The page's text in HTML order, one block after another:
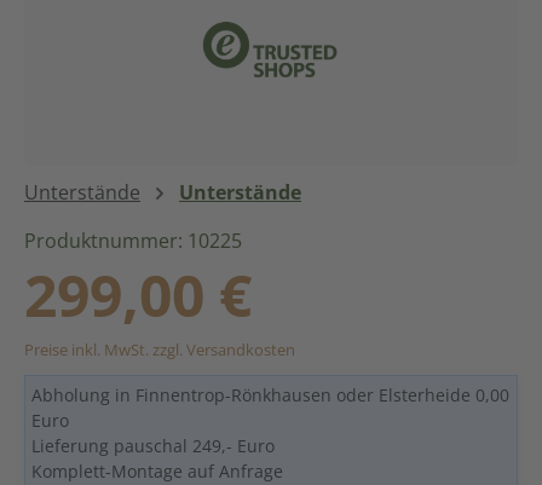
Unterstände
Unterstände
Produktnummer: 10225
299,00 €
Preise inkl. MwSt. zzgl. Versandkosten
Abholung in Finnentrop-Rönkhausen oder Elsterheide 0,00
Euro
Lieferung pauschal 249,- Euro
Komplett-Montage auf Anfrage